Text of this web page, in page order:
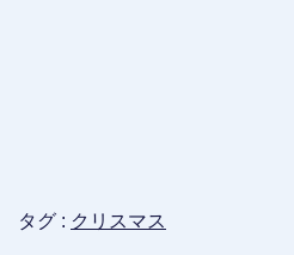
タグ : クリスマス